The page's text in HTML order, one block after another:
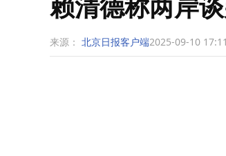
来源： 北京日报客户端2025-09-10 17:11